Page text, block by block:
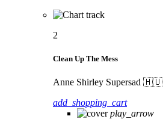
2
Clean Up The Mess
Anne Shirley Supersad 🇭🇺
add_shopping_cart
play_arrow